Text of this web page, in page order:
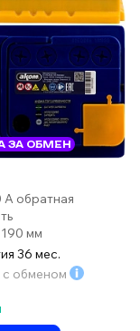
ЗА ОБМЕН
А обратная
мм
36 мес.
с обменом